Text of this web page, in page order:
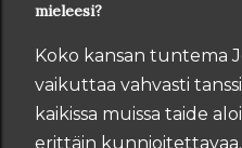
mieleesi?
Koko kansan tuntema
vaikuttaa vahvasti
kaikissa muissa taide
erittäin